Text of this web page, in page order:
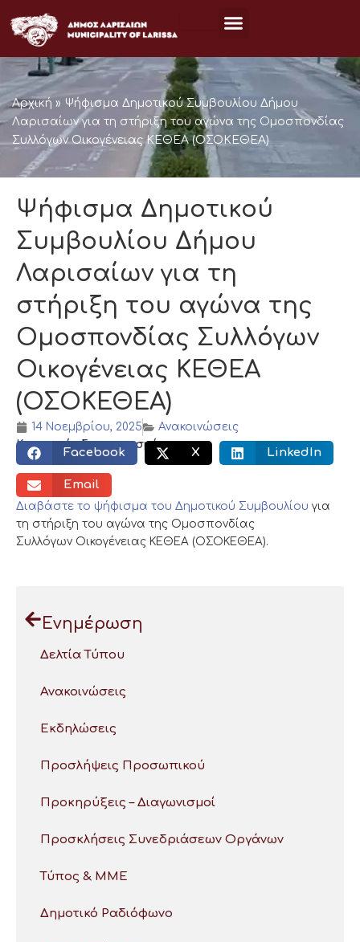
στο
περιεχόμενο
Αρχική » Ψήφισμα Δημοτικού Συμβουλίου Δήμου
Λαρισαίων για τη στήριξη του αγώνα της Ομοσπονδίας
Συλλόγων Οικογένειας ΚΕΘΕΑ (ΟΣΟΚΕΘΕΑ)
Ψήφισμα Δημοτικού
Συμβουλίου Δήμου
Λαρισαίων για τη
στήριξη του αγώνα της
Ομοσπονδίας Συλλόγων
Οικογένειας ΚΕΘΕΑ
(ΟΣΟΚΕΘΕΑ)
14 Νοεμβρίου, 2025
Ανακοινώσεις
Κοινωνικός διαμοιρασμός:
Facebook X LinkedIn
Email
Διαβάστε το ψήφισμα του Δημοτικού Συμβουλίου για
τη στήριξη του αγώνα της Ομοσπονδίας
Συλλόγων Οικογένειας ΚΕΘΕΑ (ΟΣΟΚΕΘΕΑ).
Ενημέρωση
Δελτία Τύπου
Ανακοινώσεις
Εκδηλώσεις
Προσλήψεις Προσωπικού
Προκηρύξεις – Διαγωνισμοί
Προσκλήσεις Συνεδριάσεων Οργάνων
Τύπος & ΜΜΕ
Δημοτικό Ραδιόφωνο